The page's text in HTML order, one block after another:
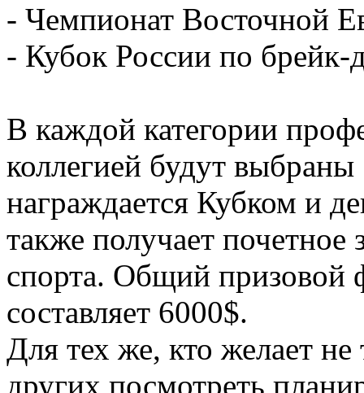
- Чемпионат Восточной
- Кубок России по брейк-
В каждой категории
коллегией будут
награждается Кубком и
также получает почетное
спорта. Общий призовой
составляет 6000$.
Для тех же, кто желает не
других посмотреть